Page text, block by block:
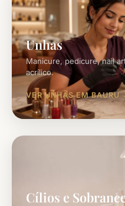
Unhas
Manicure, pedicure, nail
acrílico.
VER UNHAS EM BAURU
Cílios e